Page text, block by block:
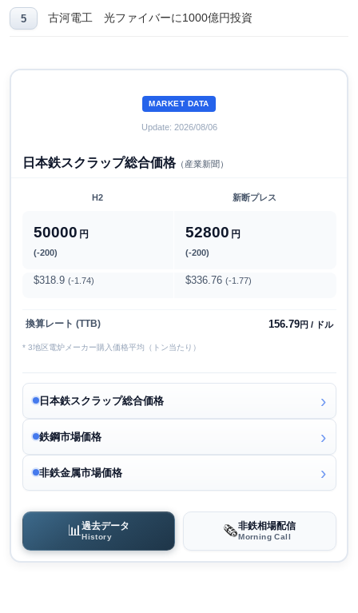
古河電工 光ファイバーに1000億円投資
MARKET DATA
Update: 2026/08/06
日本鉄スクラップ総合価格（産業新聞）
H2 新断プレス
50000 円
(-200)
52800 円
(-200)
$318.9 (-1.74) $336.76 (-1.77)
換算レート (TTB) 156.79円 / ドル
* 3地区電炉メーカー購入価格平均（トン当たり）
日本鉄スクラップ総合価格
鉄鋼市場価格
非鉄金属市場価格
📊過去データ
History 🗞️非鉄相場配信
Morning Call